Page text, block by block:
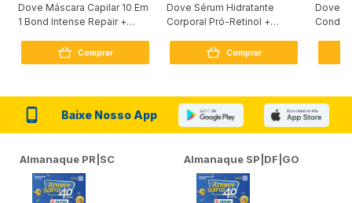
Dove Máscara Capilar 10 Em
1 Bond Intense Repair +
Comprar
Dove Sérum Hidratante
Corporal Pró-Retinol +
Comprar
Dove
Baixe Nosso App
Almanaque PR|SC Almanaque SP|DF|GO